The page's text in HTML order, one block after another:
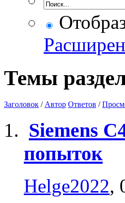
Темы
Заголовок / Автор Ответов /
Siemens
попыток
Helge2022,